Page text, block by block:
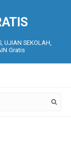
UJIAN SEKOLAH,
Gratis